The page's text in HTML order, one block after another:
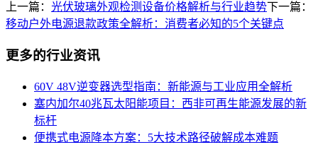
上一篇： 光伏玻璃外观检测设备价格解析与行业趋势下一篇：
移动户外电源退款政策全解析：消费者必知的5个关键点
更多的行业资讯
60V 48V逆变器选型指南：新能源与工业应用全解析
塞内加尔40兆瓦太阳能项目：西非可再生能源发展的新
标杆
便携式电源降本方案：5大技术路径破解成本难题